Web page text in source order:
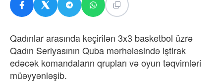
Qadınlar arasında keçirilən 3x3 basketbol üzrə
Qadın Seriyasının Quba mərhələsində iştirak
edəcək komandaların qrupları və oyun təqvimləri
müəyyənləşib.